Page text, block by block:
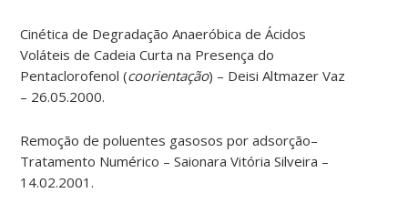
Cinética de Degradação Anaeróbica de Ácidos
Voláteis de Cadeia Curta na Presença do
Pentaclorofenol (coorientação) – Deisi Altmazer Vaz
– 26.05.2000.
Remoção de poluentes gasosos por adsorção–
Tratamento Numérico – Saionara Vitória Silveira –
14.02.2001.